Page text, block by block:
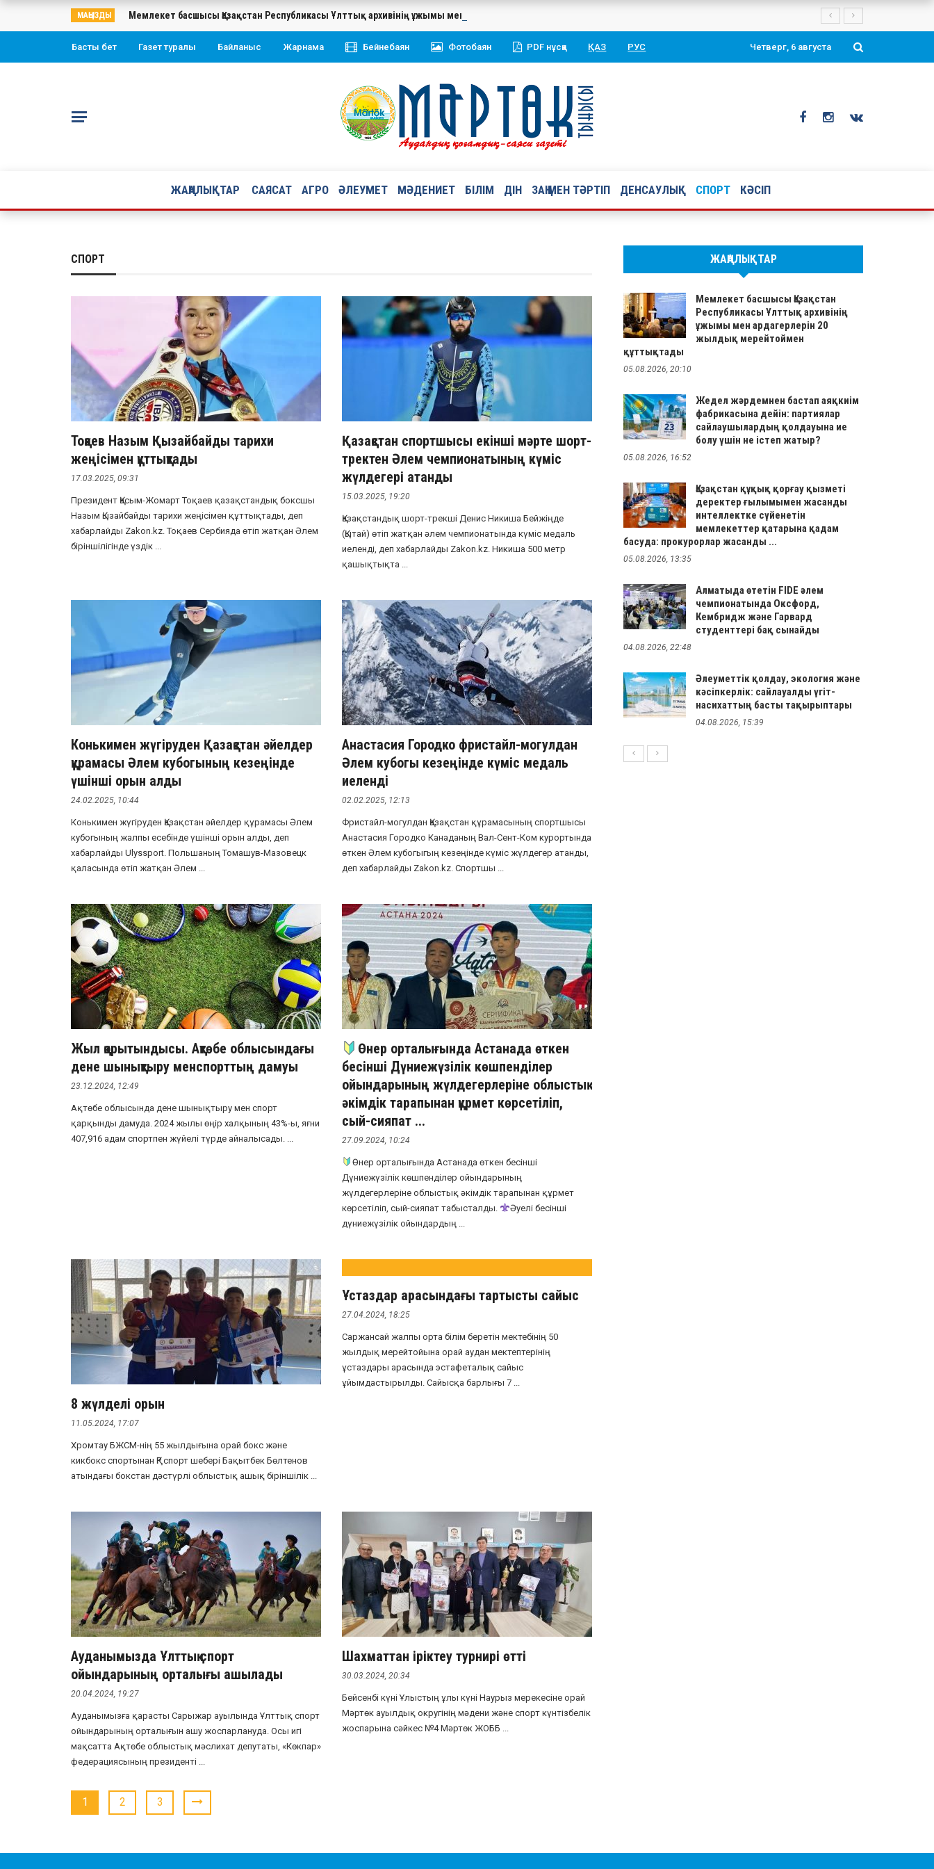
МАҢЫЗДЫ Мемлекет басшысы Қазақстан Республикасы Ұлттық архивінің ұжымы мен ардагерлерін 20 жылдық мерейтоймен құттықтады
Басты бет Газет туралы Байланыс Жарнама Бейнебаян Фотобаян PDF нұсқа ҚАЗ РУС Четверг, 6 августа
ЖАҢАЛЫҚТАР САЯСАТ АГРО ӘЛЕУМЕТ МӘДЕНИЕТ БІЛІМ ДІН ЗАҢ МЕН ТӘРТІП ДЕНСАУЛЫҚ СПОРТ КӘСІП
СПОРТ
Тоқаев Назым Қызайбайды тарихи
жеңісімен құттықтады
17.03.2025, 09:31
Президент Қасым-Жомарт Тоқаев қазақстандық боксшы
Назым Қызайбайды тарихи жеңісімен құттықтады, деп
хабарлайды Zakon.kz. Тоқаев Сербияда өтіп жатқан Әлем
біріншілігінде үздік ...
Қазақстан спортшысы екінші мәрте шорт-
тректен Әлем чемпионатының күміс
жүлдегері атанды
15.03.2025, 19:20
Қазақстандық шорт-трекші Денис Никиша Бейжіңде
(Қытай) өтіп жатқан әлем чемпионатында күміс медаль
иеленді, деп хабарлайды Zakon.kz. Никиша 500 метр
қашықтықта ...
Конькимен жүгіруден Қазақстан әйелдер
құрамасы Әлем кубогының кезеңінде
үшінші орын алды
24.02.2025, 10:44
Конькимен жүгіруден Қазақстан әйелдер құрамасы Әлем
кубогының жалпы есебінде үшінші орын алды, деп
хабарлайды Ulyssport. Польшаның Томашув-Мазовецк
қаласында өтіп жатқан Әлем ...
Анастасия Городко фристайл-могулдан
Әлем кубогы кезеңінде күміс медаль
иеленді
02.02.2025, 12:13
Фристайл-могулдан Қазақстан құрамасының спортшысы
Анастасия Городко Канаданың Вал-Сент-Ком курортында
өткен Әлем кубогыгың кезеңінде күміс жүлдегер атанды,
деп хабарлайды Zakon.kz. Спортшы ...
Жыл қорытындысы. Ақтөбе облысындағы
дене шынықтыру менспорттың дамуы
23.12.2024, 12:49
Ақтөбе облысында дене шынықтыру мен спорт
қарқынды дамуда. 2024 жылы өңір халқының 43%-ы, яғни
407,916 адам спортпен жүйелі түрде айналысады. ...
Өнер орталығында Астанада өткен
бесінші Дүниежүзілік көшпенділер
ойындарының жүлдегерлеріне облыстық
әкімдік тарапынан құрмет көрсетіліп,
сый-сияпат ...
27.09.2024, 10:24
Өнер орталығында Астанада өткен бесінші
Дүниежүзілік көшпенділер ойындарының
жүлдегерлеріне облыстық әкімдік тарапынан құрмет
көрсетіліп, сый-сияпат табысталды.
Әуелі бесінші
дүниежүзілік ойындардың ...
8 жүлделі орын
11.05.2024, 17:07
Хромтау БЖСМ-нің 55 жылдығына орай бокс және
кикбокс спортынан ҚР спорт шебері Бақытбек Бөлтенов
атындағы бокстан дәстүрлі облыстық ашық біріншілік ...
Ұстаздар арасындағы тартысты сайыс
27.04.2024, 18:25
Саржансай жалпы орта білім беретін мектебінің 50
жылдық мерейтойына орай аудан мектептерінің
ұстаздары арасында эстафеталық сайыс
ұйымдастырылды. Сайысқа барлығы 7 ...
Ауданымызда Ұлттық спорт
ойындарының орталығы ашылады
20.04.2024, 19:27
Ауданымызға қарасты Сарыжар ауылында Ұлттық спорт
ойындарының орталығын ашу жоспарлануда. Осы игі
мақсатта Ақтөбе облыстық мәслихат депутаты, «Көкпар»
федерациясының президенті ...
Шахматтан іріктеу турнирі өтті
30.03.2024, 20:34
Бейсенбі күні Ұлыстың ұлы күні Наурыз мерекесіне орай
Мәртөк ауылдық округінің мәдени және спорт күнтізбелік
жоспарына сәйкес №4 Мәртөк ЖОББ ...
1 2 3
ЖАҢАЛЫҚТАР
Мемлекет басшысы Қазақстан
Республикасы Ұлттық архивінің
ұжымы мен ардагерлерін 20
жылдық мерейтоймен
құттықтады
05.08.2026, 20:10
Жедел жәрдемнен бастап аяқкиім
фабрикасына дейін: партиялар
сайлаушылардың қолдауына ие
болу үшін не істеп жатыр?
05.08.2026, 16:52
Қазақстан құқық қорғау қызметі
деректер ғылымымен жасанды
интеллектке сүйенетін
мемлекеттер қатарына қадам
басуда: прокурорлар жасанды ...
05.08.2026, 13:35
Алматыда өтетін FIDE әлем
чемпионатында Оксфорд,
Кембридж және Гарвард
студенттері бақ сынайды
04.08.2026, 22:48
Әлеуметтік қолдау, экология және
кәсіпкерлік: сайлауалды үгіт-
насихаттың басты тақырыптары
04.08.2026, 15:39